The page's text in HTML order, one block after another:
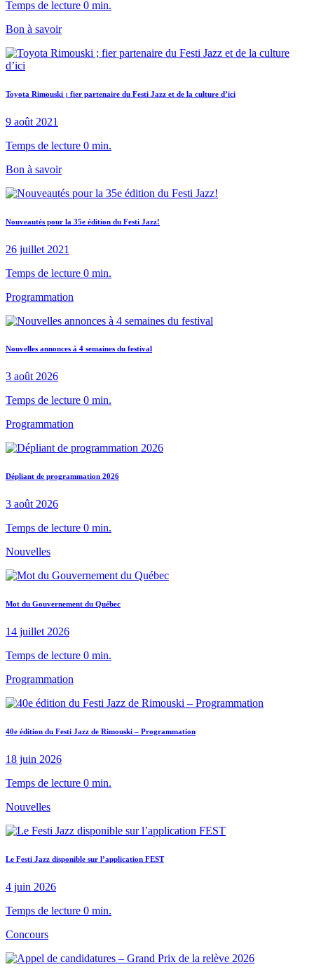
Temps de lecture 0 min.
Bon à savoir
Toyota Rimouski ; fier partenaire du Festi Jazz et de la culture d’ici
9 août 2021
Temps de lecture 0 min.
Bon à savoir
Nouveautés pour la 35e édition du Festi Jazz!
26 juillet 2021
Temps de lecture 0 min.
Programmation
Nouvelles annonces à 4 semaines du festival
3 août 2026
Temps de lecture 0 min.
Programmation
Dépliant de programmation 2026
3 août 2026
Temps de lecture 0 min.
Nouvelles
Mot du Gouvernement du Québec
14 juillet 2026
Temps de lecture 0 min.
Programmation
40e édition du Festi Jazz de Rimouski – Programmation
18 juin 2026
Temps de lecture 0 min.
Nouvelles
Le Festi Jazz disponible sur l’application FEST
4 juin 2026
Temps de lecture 0 min.
Concours